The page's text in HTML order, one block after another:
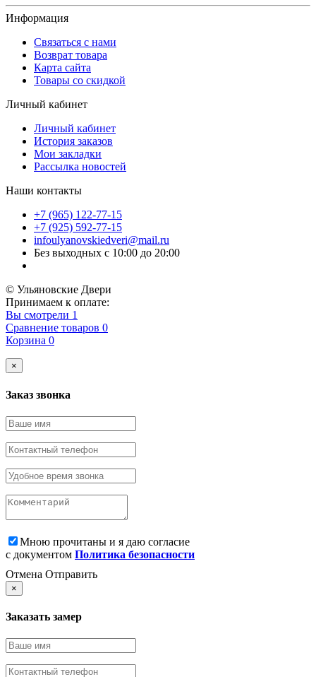
Информация
Связаться с нами
Возврат товара
Карта сайта
Товары со скидкой
Личный кабинет
Личный кабинет
История заказов
Мои закладки
Рассылка новостей
Наши контакты
+7 (965) 122-77-15
+7 (925) 592-77-15
infoulyanovskiedveri@mail.ru
Без выходных с 10:00 до 20:00
© Ульяновские Двери
Принимаем к оплате:
Вы смотрели 1
Сравнение товаров 0
Корзина 0
×
Заказ звонка
Мною прочитаны и я даю согласие
с документом Политика безопасности
Отмена Отправить
×
Заказать замер